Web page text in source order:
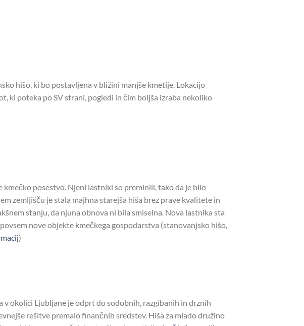
hišo, ki bo postavljena v bližini manjše kmetije. Lokacijo
ki poteka po SV strani, pogledi in čim boljša izraba nekoliko
kmečko posestvo. Njeni lastniki so preminili, tako da je bilo
zemljišču je stala majhna starejša hiša brez prave kvalitete in
stanju, da njuna obnova ni bila smiselna. Nova lastnika sta
nove objekte kmečkega gospodarstva (stanovanjsko hišo,
)
v okolici Ljubljane je odprt do sodobnih, razgibanih in drznih
rešitve premalo finančnih sredstev. Hiša za mlado družino